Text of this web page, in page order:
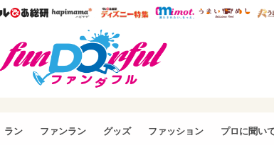
ウレぴあ総研ハピママ* ウレぴあ総研 ディズニ
mimot. う
ラン ファンラン グッズ ファッション プロに聞い